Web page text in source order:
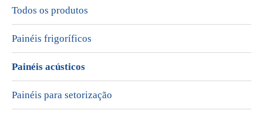
Todos os produtos
Painéis frigoríficos
Painéis acústicos
Painéis para setorização